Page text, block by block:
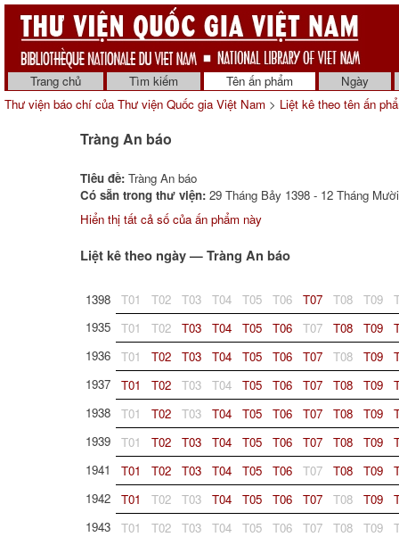
Trang chủ Tìm kiếm Tên ấn phẩm
Ngày
Thư viện báo chí của Thư viện Quốc gia Việt Nam > Liệt kê theo tên ấn
Tràng An báo
Tiêu đề: Tràng An báo
Có sẵn trong thư viện: 29 Tháng Bảy 1398 - 12 Tháng
Hiển thị tất cả số của ấn phẩm này
Liệt kê theo ngày — Tràng An báo
1398 T01 T02 T03 T04 T05 T06 T07 T08 T09
1935
T01 T02 T03 T04 T05 T06 T07 T08 T09
1936
T01 T02 T03 T04 T05 T06 T07 T08 T09
1937
T01 T02 T03 T04 T05 T06 T07 T08 T09
1938
T01 T02 T03 T04 T05 T06 T07 T08 T09
1939
T01 T02 T03 T04 T05 T06 T07 T08 T09
1941
T01 T02 T03 T04 T05 T06 T07 T08 T09
1942
T01 T02 T03 T04 T05 T06 T07 T08 T09
1943
T01 T02 T03 T04 T05 T06 T07 T08 T09